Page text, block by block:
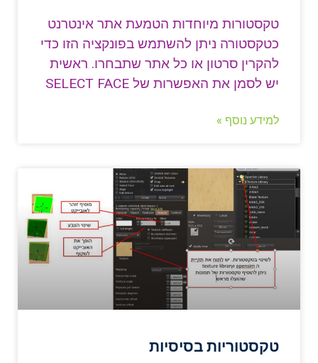
טקסטורות מיוחדות הטמעת אתר אינטרנט
כטקסטורה ניתן להשתמש בפונקציה הזו כדי
להקרין סרטון או כל אתר שתבחרו. ראשית
יש לסמן את האפשרות של SELECT FACE
למידע נוסף »
טקסטוריות בסיסיות